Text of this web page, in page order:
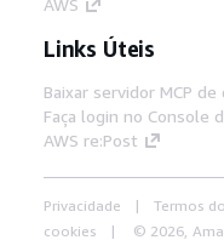
Links Úteis
Baixar servidor MCP
Faça login no Console
AWS re:Post
Privacidade Termos
cookies
© 2026,